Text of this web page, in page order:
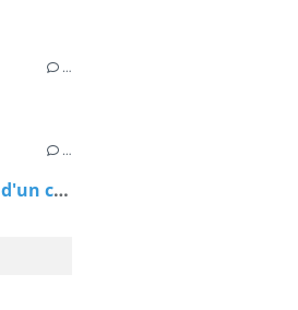
…
…
C'est l'histoire d'un renard et d'un chat